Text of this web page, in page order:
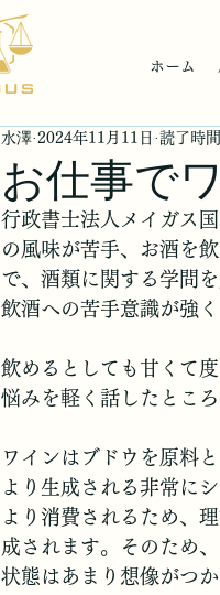
ホーム
お仕事で
水澤 2024年11月11日 読了時
行政書士法人メイガス
の風味が苦手、お酒を
で、酒類に関する学問
飲酒への苦手意識が強く
飲めるとしても甘くて
悩みを軽く話したとこ
ワインはブドウを原料
より生成される非常に
より消費されるため、
成されます。そのため
状態はあまり想像がつ